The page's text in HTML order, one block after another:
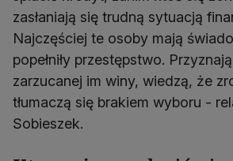
zasłaniają się trudną sytuacją
Najczęściej te osoby mają
popełniły przestępstwo.
zarzucanej im winy, wiedzą, że
tłumaczą się brakiem wyboru -
Sobieszek.